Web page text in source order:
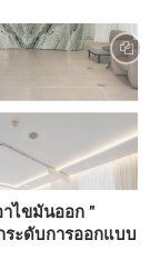
ไขมันออก ”
ระดับการออกแบบ